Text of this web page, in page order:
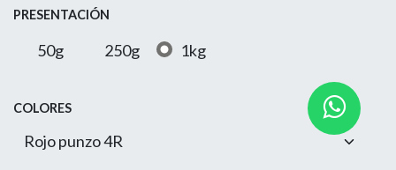
PRESENTACIÓN
50g 250g 1kg
COLORES